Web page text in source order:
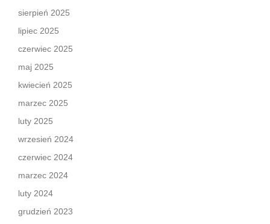
sierpień 2025
lipiec 2025
czerwiec 2025
maj 2025
kwiecień 2025
marzec 2025
luty 2025
wrzesień 2024
czerwiec 2024
marzec 2024
luty 2024
grudzień 2023